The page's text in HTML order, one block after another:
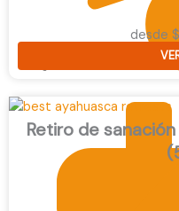
desde
Retiro de